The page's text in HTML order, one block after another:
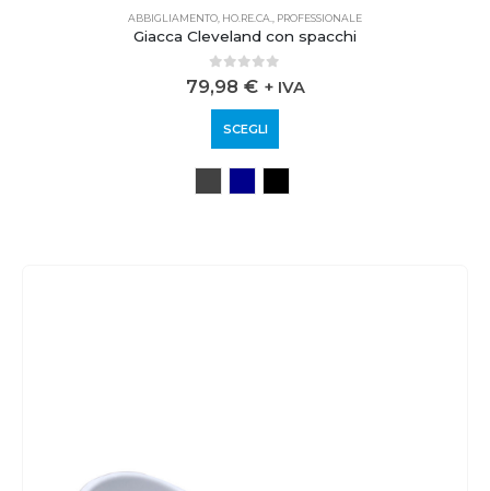
ABBIGLIAMENTO, HO.RE.CA., PROFESSIONALE
Giacca Cleveland con spacchi
0out of 5
79,98 € + IVA
SCEGLI